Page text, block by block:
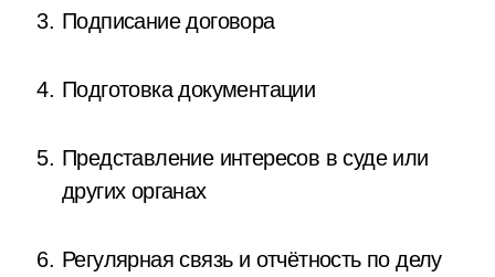
Подписание договора
Подготовка документации
Представление интересов в суде или
других органах
Регулярная связь и отчётность по делу